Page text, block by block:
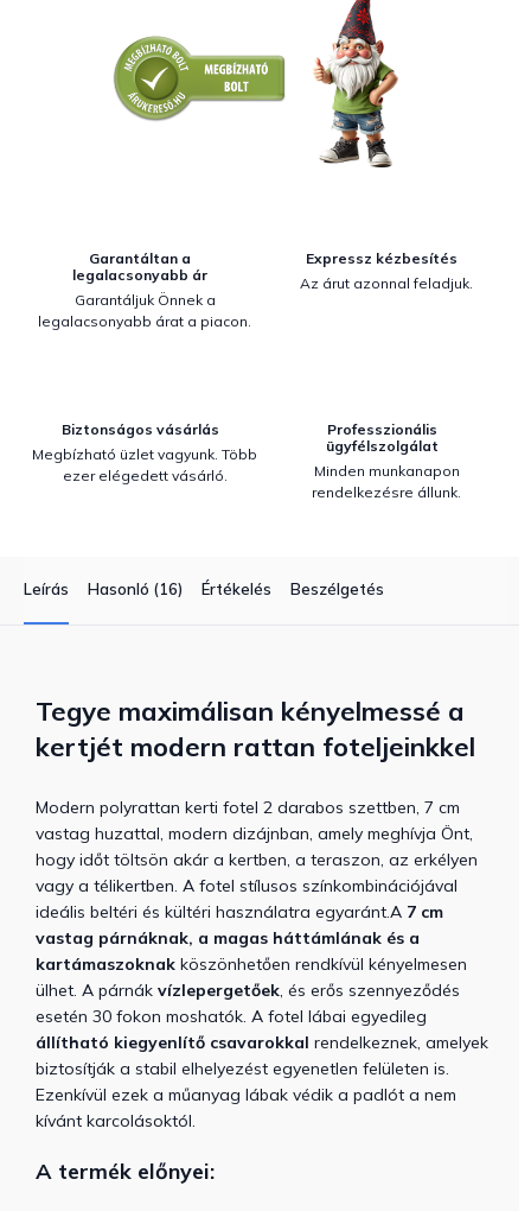
Garantáltan a
legalacsonyabb ár
Garantáljuk Önnek a
legalacsonyabb árat a piacon.
Expressz kézbesítés
Az árut azonnal feladjuk.
Biztonságos vásárlás
Megbízható üzlet vagyunk. Több
ezer elégedett vásárló.
Professzionális
ügyfélszolgálat
Minden munkanapon
rendelkezésre állunk.
Leírás Hasonló (16) Értékelés Beszélgetés
Tegye maximálisan kényelmessé a
kertjét modern rattan foteljeinkkel
Modern polyrattan kerti fotel 2 darabos szettben, 7 cm
vastag huzattal, modern dizájnban, amely meghívja Önt,
hogy időt töltsön akár a kertben, a teraszon, az erkélyen
vagy a télikertben. A fotel stílusos színkombinációjával
ideális beltéri és kültéri használatra egyaránt.A 7 cm
vastag párnáknak, a magas háttámlának és a
kartámaszoknak köszönhetően rendkívül kényelmesen
ülhet. A párnák vízlepergetőek, és erős szennyeződés
esetén 30 fokon moshatók. A fotel lábai egyedileg
állítható kiegyenlítő csavarokkal rendelkeznek, amelyek
biztosítják a stabil elhelyezést egyenetlen felületen is.
Ezenkívül ezek a műanyag lábak védik a padlót a nem
kívánt karcolásoktól.
A termék előnyei: